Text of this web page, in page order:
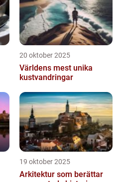
20 oktober 2025
Världens mest unika
kustvandringar
19 oktober 2025
Arkitektur som berättar